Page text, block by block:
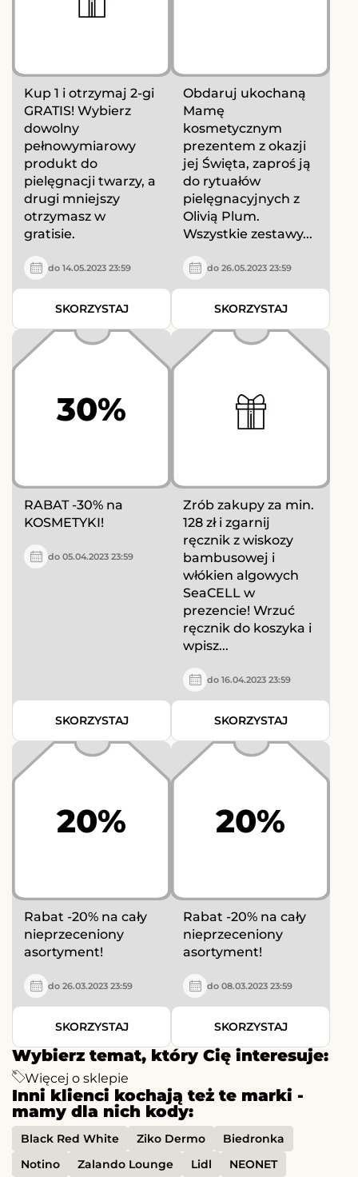
Wybierz temat, który Cię interesuje:
Więcej o sklepie
Inni klienci kochają też te marki -
mamy dla nich kody:
Black Red White Ziko Dermo
Biedronka
Notino
Zalando Lounge Lidl
NEONET
Kup 1 i otrzymaj 2-gi
GRATIS! Wybierz
dowolny
pełnowymiarowy
produkt do
pielęgnacji twarzy, a
drugi mniejszy
otrzymasz w
gratisie.
do 14.05.2023 23:59
SKORZYSTAJ
Obdaruj ukochaną
Mamę
kosmetycznym
prezentem z okazji
jej Święta, zaproś ją
do rytuałów
pielęgnacyjnych z
Olivią Plum.
Wszystkie zestawy...
do 26.05.2023 23:59
SKORZYSTAJ
30%
RABAT -30% na
KOSMETYKI!
do 05.04.2023 23:59
SKORZYSTAJ
Zrób zakupy za min.
128 zł i zgarnij
ręcznik z wiskozy
bambusowej i
włókien algowych
SeaCELL w
prezencie! Wrzuć
ręcznik do koszyka i
wpisz...
do 16.04.2023 23:59
SKORZYSTAJ
20%
Rabat -20% na cały
nieprzeceniony
asortyment!
do 26.03.2023 23:59
SKORZYSTAJ
20%
Rabat -20% na cały
nieprzeceniony
asortyment!
do 08.03.2023 23:59
SKORZYSTAJ